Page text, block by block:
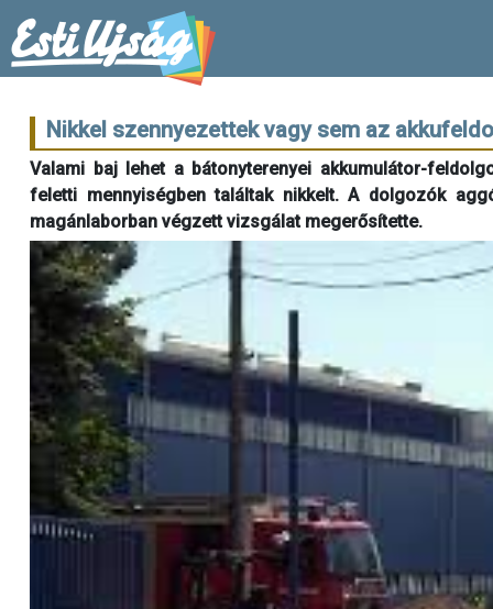
Nikkel szennyezettek vagy sem az
Valami baj lehet a bátonyterenyei akkumulátor-
feletti mennyiségben találtak nikkelt. A dolgozók
magánlaborban végzett vizsgálat megerősítette.